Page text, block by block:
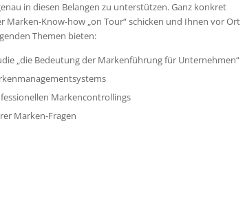
in diesen Belangen zu unterstützen. Ganz konkret
Marken-Know-how „on Tour“ schicken und Ihnen vor Ort
Themen bieten:
„die Bedeutung der Markenführung für Unternehmen“
Markencontrollings
Marken-Fragen